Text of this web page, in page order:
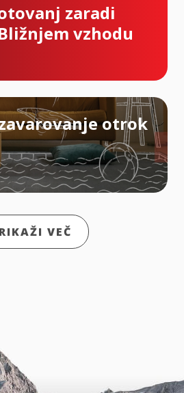
zaradi
vzhodu
otrok
VEČ